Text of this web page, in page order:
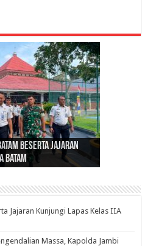
Beserta Jajaran
Batam
I DPD RI di Polda
Narkotika
Cerdas Cermat Sarana
Generasi
Koperasi Merah Putih
Layani Masyarakat
Menggetarkan
Wanita Berkelas
Jajaran Kunjungi Lapas Kelas IIA
Massa, Kapolda Jambi